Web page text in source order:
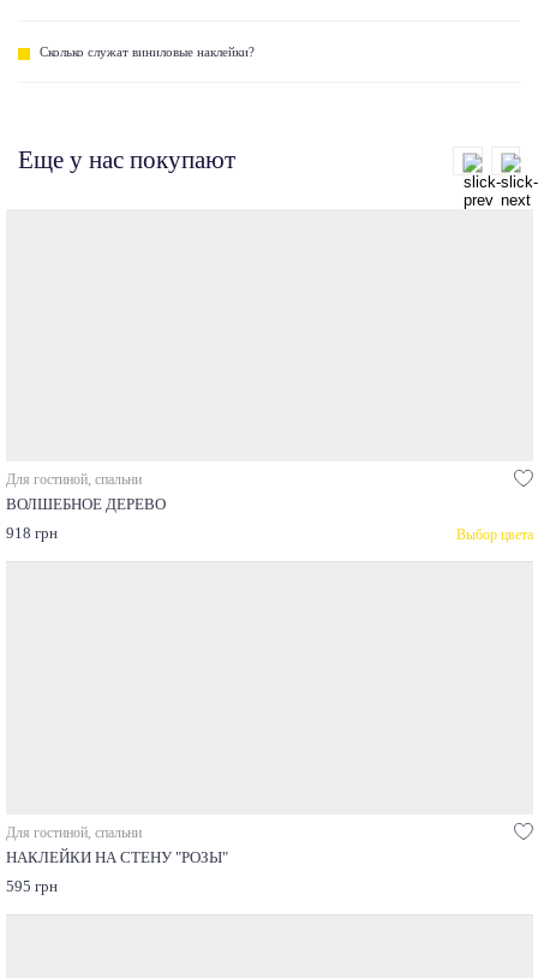
Сколько служат виниловые наклейки?
Еще у нас покупают
Для гостиной, спальни
ВОЛШЕБНОЕ ДЕРЕВО
918 грн
Выбор цвета
Для гостиной, спальни
НАКЛЕЙКИ НА СТЕНУ "РОЗЫ"
595 грн